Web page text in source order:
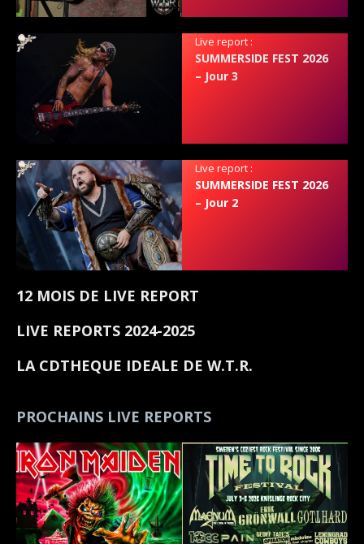
Live report :
SUMMERSIDE FEST 2026
– Jour 3
Live report :
SUMMERSIDE FEST 2026
– Jour 2
12 MOIS DE LIVE REPORT
LIVE REPORTS 2024-2025
LA CDTHEQUE IDEALE DE W.T.R.
PROCHAINS LIVE REPORTS